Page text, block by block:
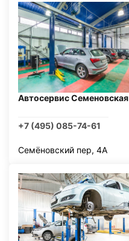
Автосервис Семеновская
+7 (495) 085-74-61
Семёновский пер, 4А